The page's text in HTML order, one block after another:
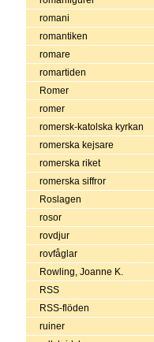
romani
romantiken
romare
romartiden
Romer
romer
romersk-katolska kyrkan
romerska kejsare
romerska riket
romerska siffror
Roslagen
rosor
rovdjur
rovfåglar
Rowling, Joanne K.
RSS
RSS-flöden
ruiner